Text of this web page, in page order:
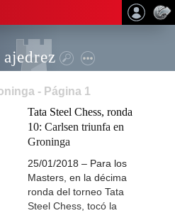
- Página 1
Tata Steel Chess, ronda
10: Carlsen triunfa en
Groninga
25/01/2018 – Para los
Masters, en la décima
ronda del torneo Tata
Steel Chess, tocó la